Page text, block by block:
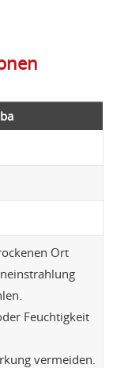
Ort
Feuchtigkeit
vermeiden.